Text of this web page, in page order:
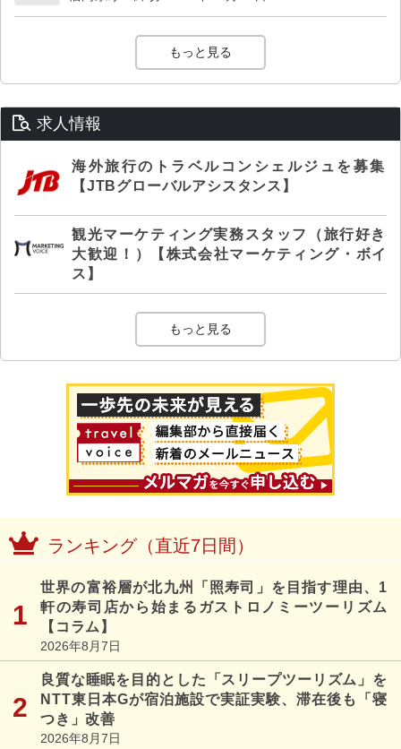
もっと見る
求人情報
海外旅行のトラベルコンシェルジュを募集
【JTBグローバルアシスタンス】
観光マーケティング実務スタッフ（旅行好き
大歓迎！）【株式会社マーケティング・ボイ
ス】
もっと見る
ランキング（直近7日間）
世界の富裕層が北九州「照寿司」を目指す理由、1
軒の寿司店から始まるガストロノミーツーリズム
【コラム】
2026年8月7日
良質な睡眠を目的とした「スリープツーリズム」を
NTT東日本Gが宿泊施設で実証実験、滞在後も「寝
つき」改善
2026年8月7日